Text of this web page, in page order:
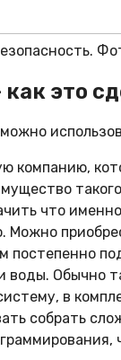
это
компанию,
что
Можно
постепенно
воды. Обычно
в
собрать